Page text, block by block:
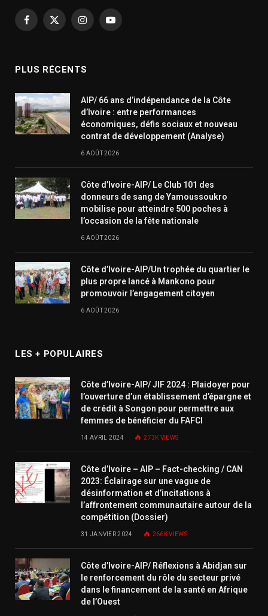
Facebook
X
InstagramYouTube
PLUS RÉCENTS
AIP/ 66 ans d’indépendance de la Côte
d’Ivoire : entre performances
économiques, défis sociaux et nouveau
contrat de développement (Analyse)
6 AOÛT 2026
Côte d’Ivoire-AIP/ Le Club 101 des
donneurs de sang de Yamoussoukro
mobilise pour atteindre 500 poches à
l’occasion de la fête nationale
6 AOÛT 2026
Côte d’Ivoire-AIP/Un trophée du quartier le
plus propre lancé à Mankono pour
promouvoir l’engagement citoyen
6 AOÛT 2026
LES + POPULAIRES
Côte d’Ivoire-AIP/ JIF 2024 : Plaidoyer pour
l’ouverture d’un établissement d’épargne et
de crédit à Songon pour permettre aux
femmes de bénéficier du FAFCI
14 AVRIL 2024 273K VIEWS
Côte d’Ivoire – AIP – Fact-checking / CAN
2023: Éclairage sur une vague de
désinformation et d’incitations à
l’affrontement communautaire autour de la
compétition (Dossier)
31 JANVIER 2024 266KVIEWS
Côte d’Ivoire-AIP/ Réflexions à Abidjan sur
le renforcement du rôle du secteur privé
dans le financement de la santé en Afrique
de l’Ouest